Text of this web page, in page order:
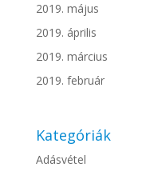
2019. május
2019. április
2019. március
2019. február
Kategóriák
Adásvétel